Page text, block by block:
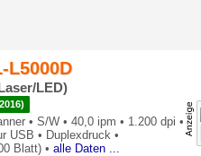
L5000D
LED)
• S/W • 40,0 ipm • 1.200 dpi •
USB • Duplexdruck •
Blatt) • alle Daten ...